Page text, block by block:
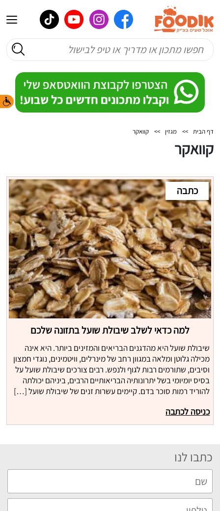
דף הבית >> מגזין >> קוואקר
קוואקר
למה כדאי לשלב שיבולת שועל בתזונה שלכם
כתבה
שיבולת שועל היא מהדגנים הבריאים והמזינים ביותר. היא אינה
מכילה גלוטן ומלאה במגוון רחב של מינרלים, וויטמינים, נוגדי חמצון
וסיבים, שתורמים רבות לגוף ולנפש. רבים צורכים שיבולת שועל על
בסיס יומיומי בשל יתרונותיה הבריאותיים הרבים, ביניהם יכולתה
להוריד רמות סוכר בדם. קיימים עשרות זנים של שיבולת שועל […]
כניסה לכתבה
כתבו לנו